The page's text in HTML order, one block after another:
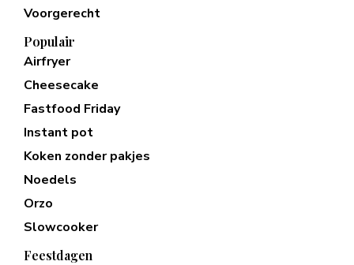
Voorgerecht
Populair
Airfryer
Cheesecake
Fastfood Friday
Instant pot
Koken zonder pakjes
Noedels
Orzo
Slowcooker
Feestdagen